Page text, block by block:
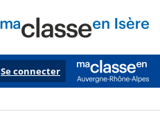
Se connecter